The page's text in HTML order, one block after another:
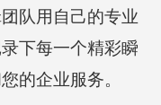
队用自己的专业
下每一个精彩瞬
的企业服务。